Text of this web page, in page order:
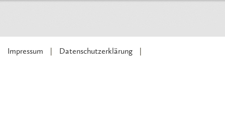
Impressum Datenschutzerklärung